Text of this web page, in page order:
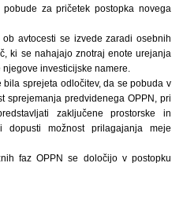
za pričetek postopka novega
avtocesti se izvede zaradi osebnih
ki se nahajajo znotraj enote urejanja
investicijske namere.
sprejeta odločitev, da se pobuda v
sprejemanja predvidenega OPPN, pri
zaključene prostorske in
možnost prilagajanja meje
faz OPPN se določijo v postopku